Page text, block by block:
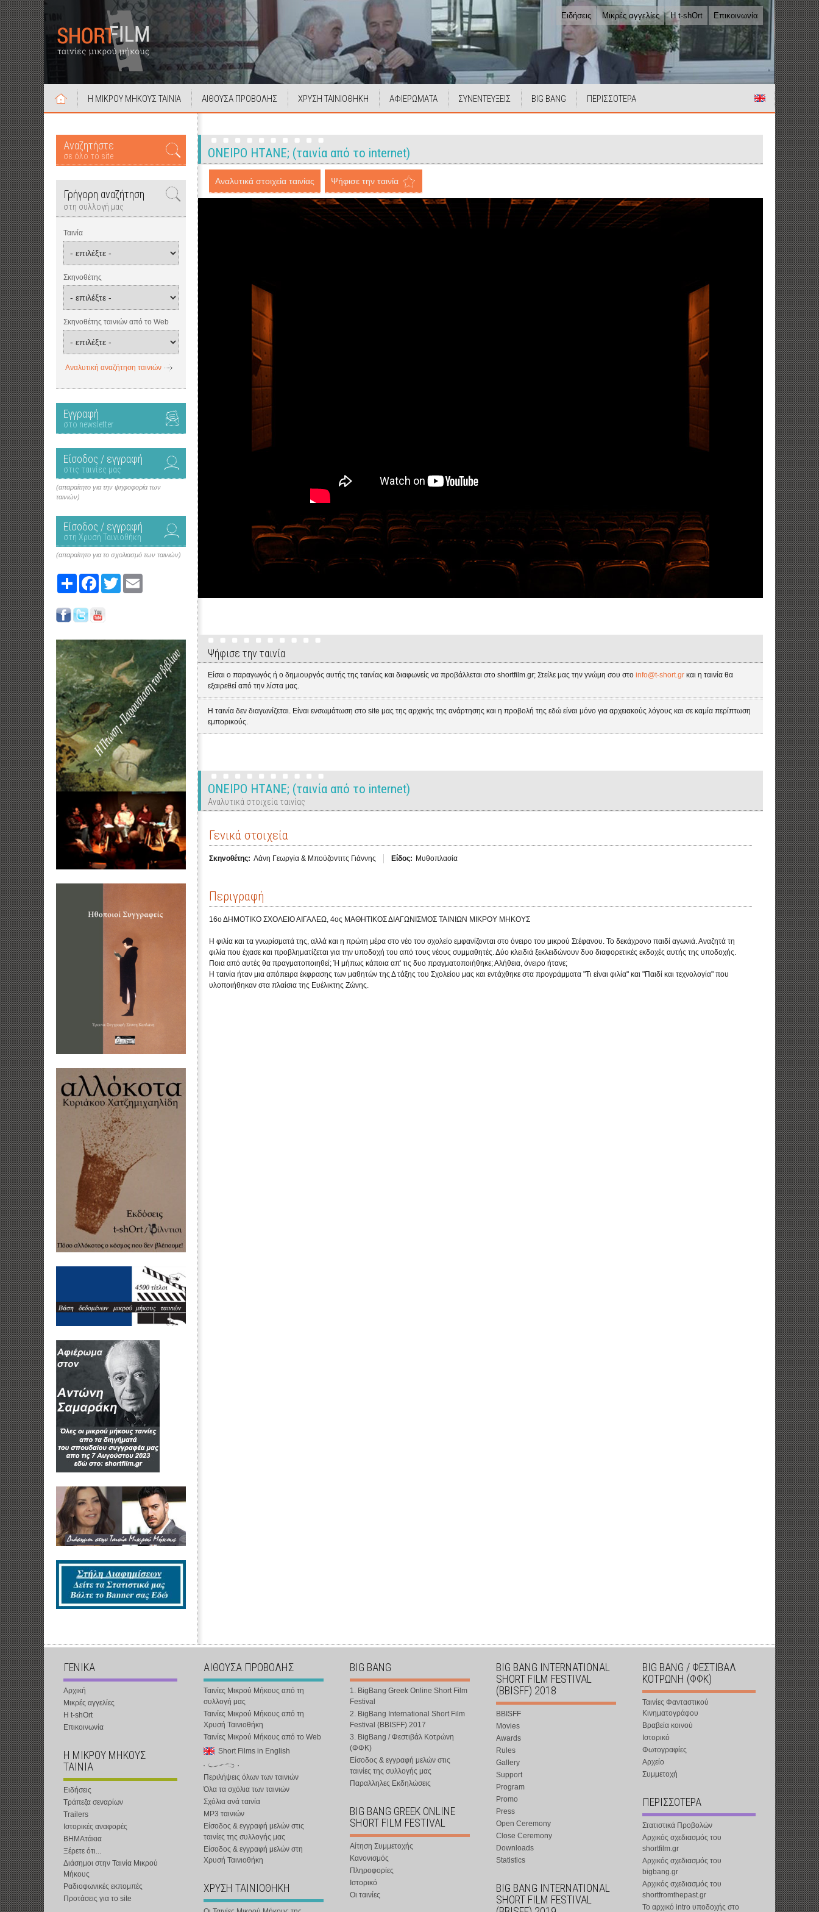
Ειδήσεις Μικρές αγγελίες Η t-shOrt Επικοινωνία
Η ΜΙΚΡΟΥ ΜΗΚΟΥΣ ΤΑΙΝΙΑ ΑΙΘΟΥΣΑ ΠΡΟΒΟΛΗΣ ΧΡΥΣΗ ΤΑΙΝΙΟΘΗΚΗ ΑΦΙΕΡΩΜΑΤΑ ΣΥΝΕΝΤΕΥΞΕΙΣ BIG BANG ΠΕΡΙΣΣΟΤΕΡΑ
Αναζητήστε
σε όλο το site
Γρήγορη αναζήτηση
στη συλλογή μας
Ταινία
Σκηνοθέτης
Σκηνοθέτης ταινιών από το Web
Αναλυτική αναζήτηση ταινιών
Εγγραφή
στο newsletter
Είσοδος / εγγραφή
στις ταινίες μας
(απαραίτητο για την ψηφοφορία των
ταινιών)
Είσοδος / εγγραφή
στη Χρυσή Ταινιοθήκη
(απαραίτητο για το σχολιασμό των ταινιών)
Share FacebookTwitter
ΟΝΕΙΡΟ ΗΤΑΝΕ; (ταινία από το internet)
Αναλυτικά στοιχεία ταινίας Ψήφισε την ταινία
Ψήφισε την ταινία
Είσαι ο παραγωγός ή ο δημιουργός αυτής της ταινίας και διαφωνείς να προβάλλεται στο shortfilm.gr; Στείλε μας την γνώμη σου στο info@t-short.gr και η ταινία θα
εξαιρεθεί από την λίστα μας.
Η ταινία δεν διαγωνίζεται. Είναι ενσωμάτωση στο site μας της αρχικής της ανάρτησης και η προβολή της εδώ είναι μόνο για αρχειακούς λόγους και σε καμία περίπτωση
εμπορικούς.
ΟΝΕΙΡΟ ΗΤΑΝΕ; (ταινία από το internet)
Αναλυτικά στοιχεία ταινίας
Γενικά στοιχεία
Σκηνοθέτης: Λάνη Γεωργία & Μπούζοντιτς Γιάννης Είδος: Μυθοπλασία
Περιγραφή
16ο ΔΗΜΟΤΙΚΟ ΣΧΟΛΕΙΟ ΑΙΓΑΛΕΩ, 4ος ΜΑΘΗΤΙΚΟΣ ΔΙΑΓΩΝΙΣΜΟΣ ΤΑΙΝΙΩΝ ΜΙΚΡΟΥ ΜΗΚΟΥΣ
Η φιλία και τα γνωρίσματά της, αλλά και η πρώτη μέρα στο νέο του σχολείο εμφανίζονται στο όνειρο του μικρού Στέφανου. Το δεκάχρονο παιδί αγωνιά. Αναζητά τη
φιλία που έχασε και προβληματίζεται για την υποδοχή του από τους νέους συμμαθητές. Δύο κλειδιά ξεκλειδώνουν δυο διαφορετικές εκδοχές αυτής της υποδοχής.
Ποια από αυτές θα πραγματοποιηθεί; Ή μήπως κάποια απ' τις δυο πραγματοποιήθηκε; Αλήθεια, όνειρο ήτανε;
Η ταινία ήταν μια απόπειρα έκφρασης των μαθητών της Δ τάξης του Σχολείου μας και εντάχθηκε στα προγράμματα "Τι είναι φιλία" και "Παιδί και τεχνολογία" που
υλοποιήθηκαν στα πλαίσια της Ευέλικτης Ζώνης.
ΓΕΝΙΚΑ
Αρχική
Μικρές αγγελίες
Η t-shOrt
Επικοινωνία
Η ΜΙΚΡΟΥ ΜΗΚΟΥΣ
ΤΑΙΝΙΑ
Ειδήσεις
Τράπεζα σεναρίων
Trailers
Ιστορικές αναφορές
ΒΗΜΑτάκια
Ξέρετε ότι...
Διάσημοι στην Ταινία Μικρού
Μήκους
Ραδιοφωνικές εκπομπές
Προτάσεις για το site
ΑΙΘΟΥΣΑ ΠΡΟΒΟΛΗΣ
Ταινίες Μικρού Μήκους από τη
συλλογή μας
Ταινίες Μικρού Μήκους από τη
Χρυσή Ταινιοθήκη
Ταινίες Μικρού Μήκους από το Web
Short Films in English
Περιλήψεις όλων των ταινιών
Όλα τα σχόλια των ταινιών
Σχόλια ανά ταινία
MP3 ταινιών
Είσοδος & εγγραφή μελών στις
ταινίες της συλλογής μας
Είσοδος & εγγραφή μελών στη
Χρυσή Ταινιοθήκη
ΧΡΥΣΗ ΤΑΙΝΙΟΘΗΚΗ
BIG BANG
1. BigBang Greek Online Short Film
Festival
2. BigBang International Short Film
Festival (BBISFF) 2017
3. BigBang / Φεστιβάλ Κοτρώνη
(ΦΦΚ)
Είσοδος & εγγραφή μελών στις
ταινίες της συλλογής μας
Παραλληλες Εκδηλώσεις
BIG BANG GREEK ONLINE
SHORT FILM FESTIVAL
Αίτηση Συμμετοχής
Κανονισμός
Πληροφορίες
Ιστορικό
Οι ταινίες
BIG BANG INTERNATIONAL
SHORT FILM FESTIVAL
(BBISFF) 2018
BBISFF
Movies
Awards
Rules
Gallery
Support
Program
Promo
Press
Open Ceremony
Close Ceremony
Downloads
Statistics
BIG BANG INTERNATIONAL
SHORT FILM FESTIVAL
BIG BANG / ΦΕΣΤΙΒΑΛ
ΚΟΤΡΩΝΗ (ΦΦΚ)
Ταινίες Φανταστικού
Κινηματογράφου
Βραβεία κοινού
Ιστορικό
Φωτογραφίες
Αρχείο
Συμμετοχή
ΠΕΡΙΣΣΟΤΕΡΑ
Στατιστικά Προβολών
Αρχικός σχεδιασμός του
shortfilm.gr
Αρχικός σχεδιασμός του
bigbang.gr
Αρχικός σχεδιασμός του
shortfromthepast.gr
Το αρχικό intro υποδοχής στο